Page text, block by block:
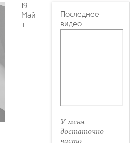
19
Май
+
Последнее
видео
У меня
достаточно